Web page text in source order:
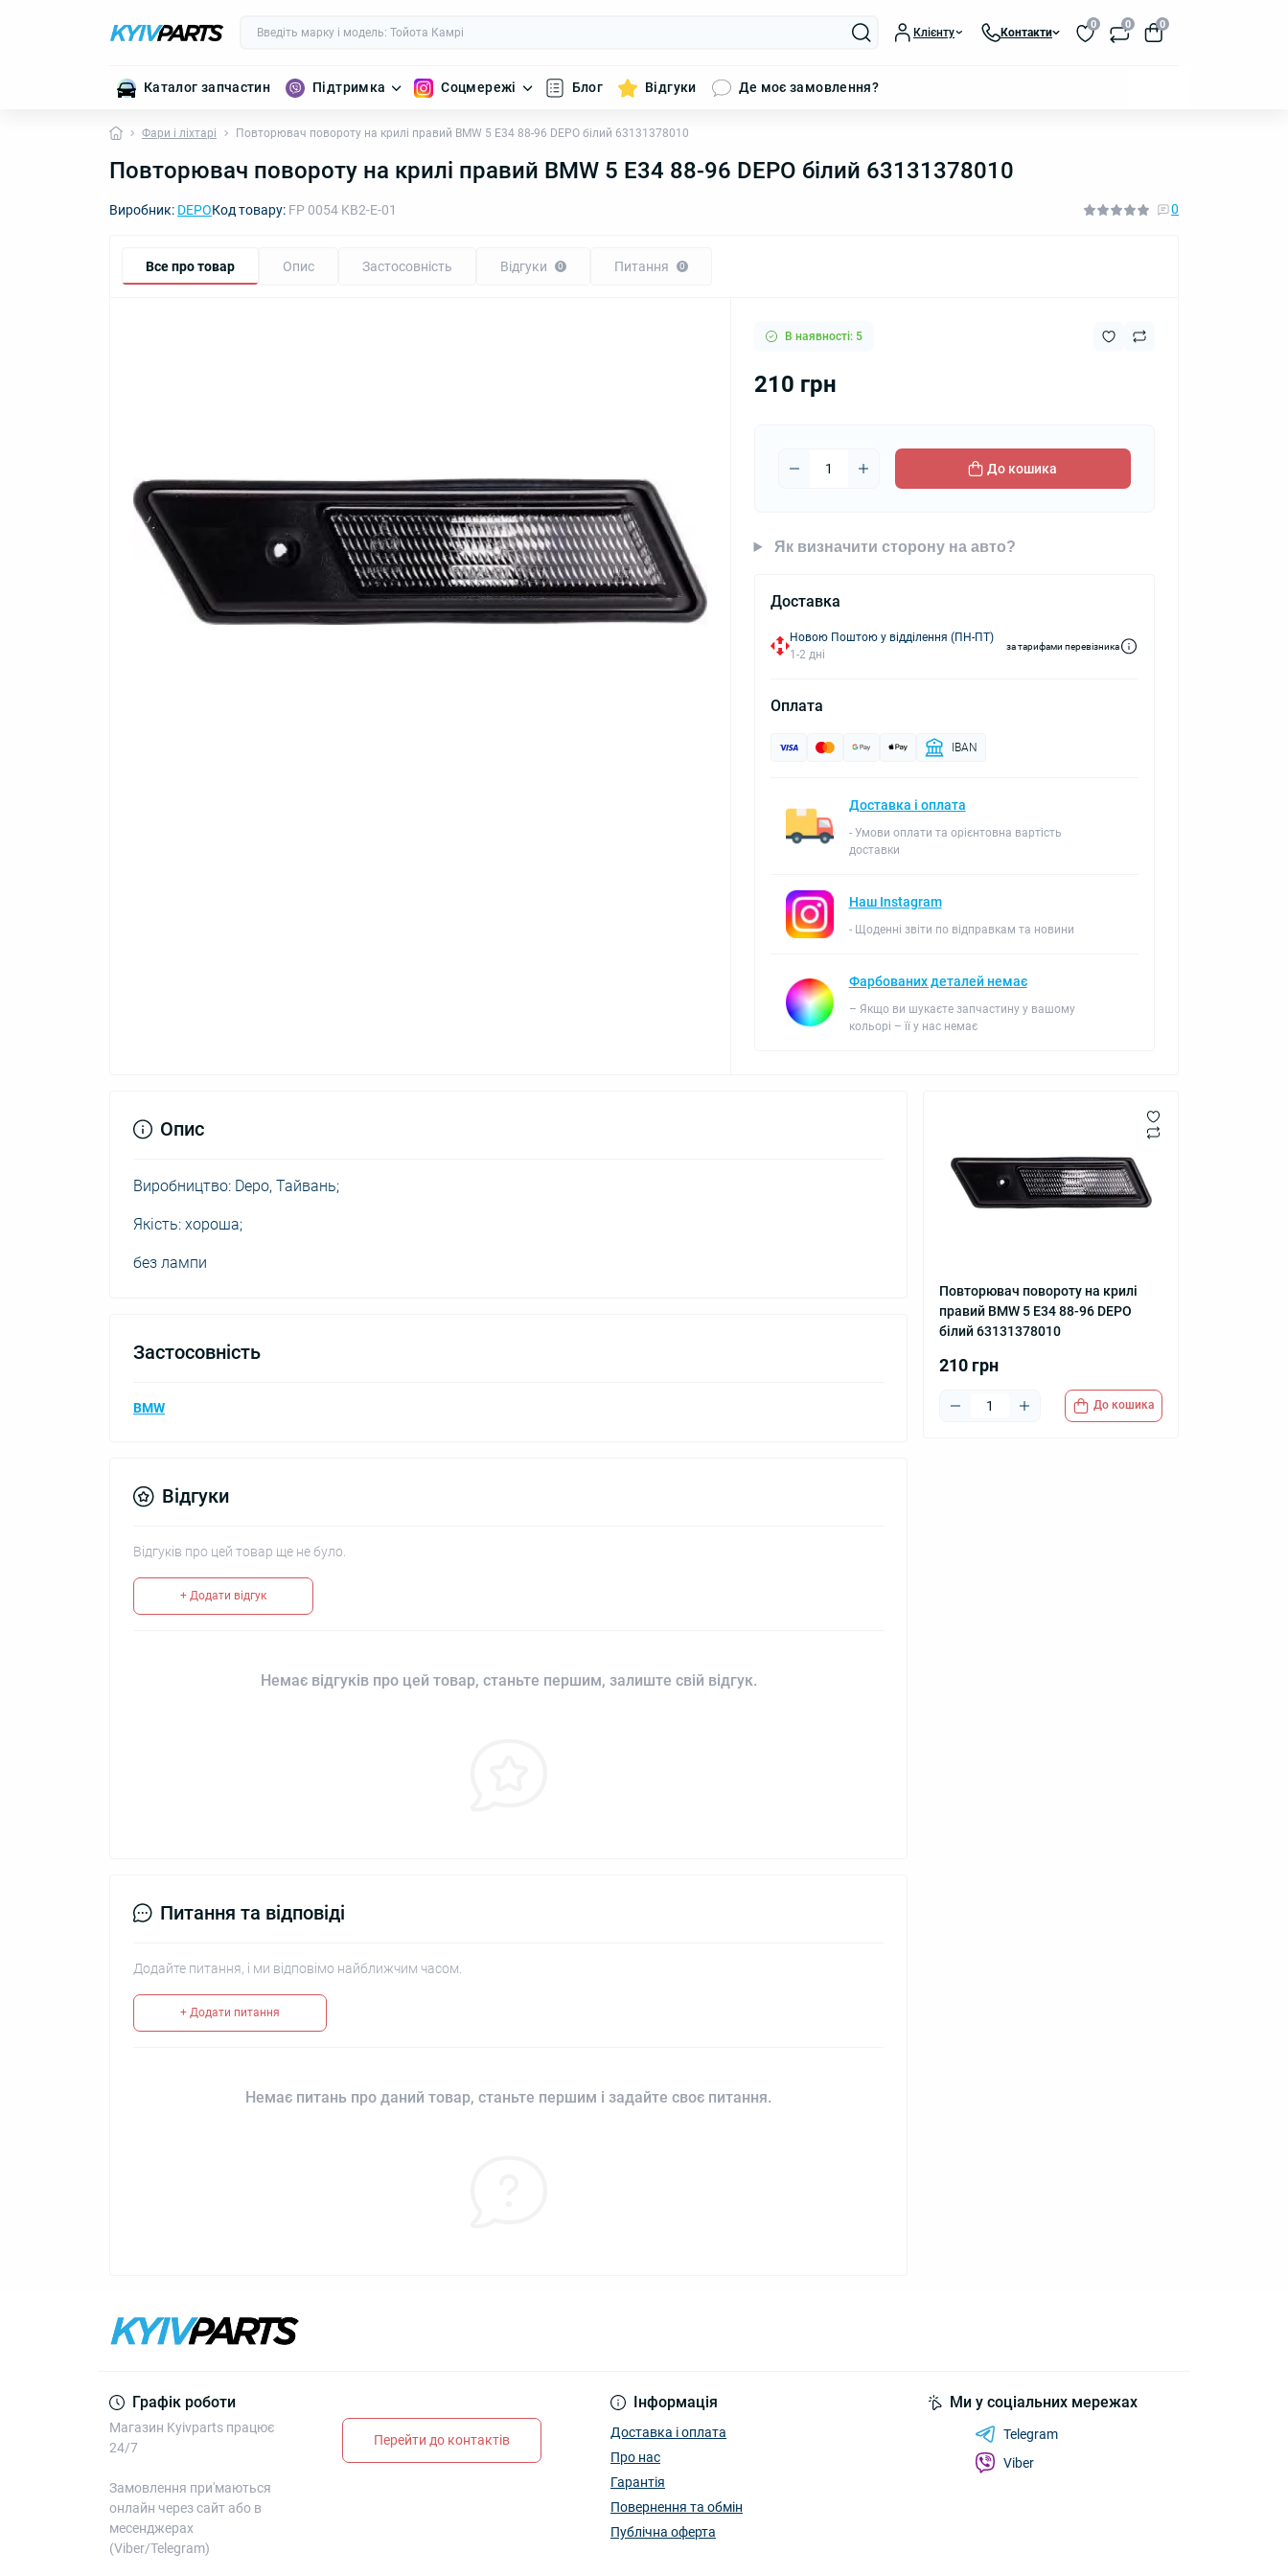
Клієнту Контакти
0 0 0
Каталог запчастин Підтримка Соцмережі Блог Відгуки Де моє замовлення?
Фари і ліхтарі Повторювач повороту на крилі правий BMW 5 E34 88-96 DEPO білий 63131378010
Повторювач повороту на крилі правий BMW 5 E34 88-96 DEPO білий 63131378010
Виробник: DEPOКод товару: FP 0054 KB2-E-01 0
Все про товар Опис Застосовність Відгуки 0 Питання 0
В наявності: 5
210 грн
До кошика
Як визначити сторону на авто?
Доставка
Новою Поштою у відділення (ПН-ПТ)
1-2 дні
за тарифами перевізника
Оплата
IBAN
Доставка і оплата
- Умови оплати та орієнтовна вартість
доставки
Наш Instagram
- Щоденні звіти по відправкам та новини
Фарбованих деталей немає
– Якщо ви шукаєте запчастину у вашому
кольорі – її у нас немає
Повторювач повороту на крилі
правий BMW 5 E34 88-96 DEPO
білий 63131378010
210 грн
До кошика
Опис
Виробництво: Depo, Тайвань;
Якість: хороша;
без лампи
Застосовність
BMW
Відгуки
Відгуків про цей товар ще не було.
+ Додати відгук
Немає відгуків про цей товар, станьте першим, залиште свій відгук.
Питання та відповіді
Додайте питання, і ми відповімо найближчим часом.
+ Додати питання
Немає питань про даний товар, станьте першим і задайте своє питання.
Графік роботи
Магазин Kyivparts працює
24/7
Замовлення при'маються
онлайн через сайт або в
месенджерах
(Viber/Telegram)
Перейти до контактів
Інформація
Доставка і оплата
Про нас
Гарантія
Повернення та обмін
Публічна оферта
Ми у соціальних мережах
Telegram
Viber